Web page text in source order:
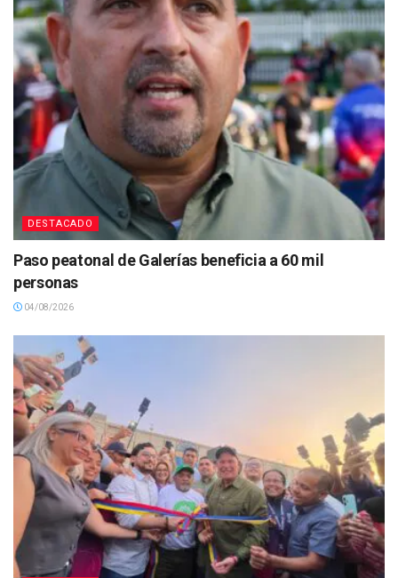
DESTACADO
Paso peatonal de Galerías beneficia a 60 mil
personas
04/08/2026